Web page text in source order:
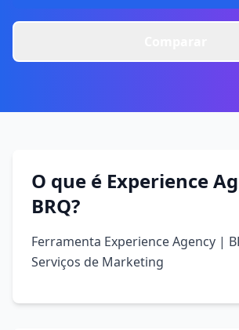
O que é Experience
BRQ?
Ferramenta Experience Agency |
Serviços de Marketing